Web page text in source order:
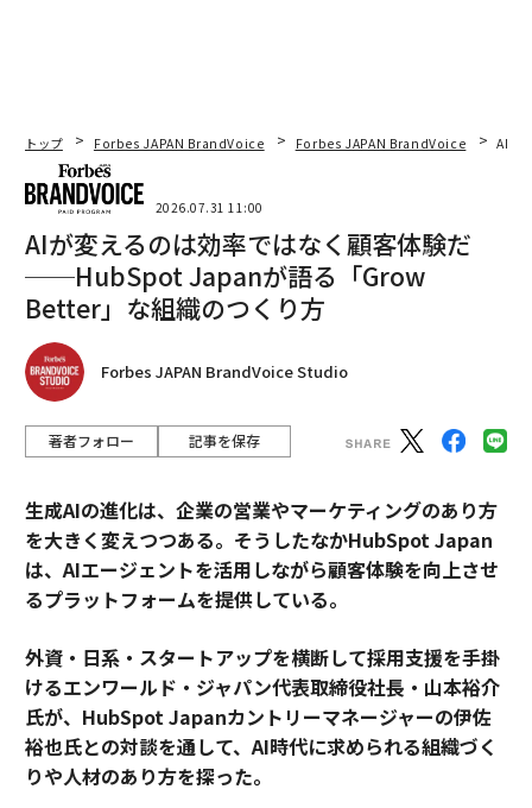
トップ Forbes JAPAN BrandVoice Forbes JAPAN BrandVoice AIが
2026.07.31 11:00
AIが変えるのは効率ではなく顧客体験だ
──HubSpot Japanが語る「Grow
Better」な組織のつくり方
Forbes JAPAN BrandVoice Studio
著者フォロー 記事を保存
生成AIの進化は、企業の営業やマーケティングのあり方
を大きく変えつつある。そうしたなかHubSpot Japan
は、AIエージェントを活用しながら顧客体験を向上させ
るプラットフォームを提供している。
外資・日系・スタートアップを横断して採用支援を手掛
けるエンワールド・ジャパン代表取締役社長・山本裕介
氏が、HubSpot Japanカントリーマネージャーの伊佐
裕也氏との対談を通して、AI時代に求められる組織づく
りや人材のあり方を探った。